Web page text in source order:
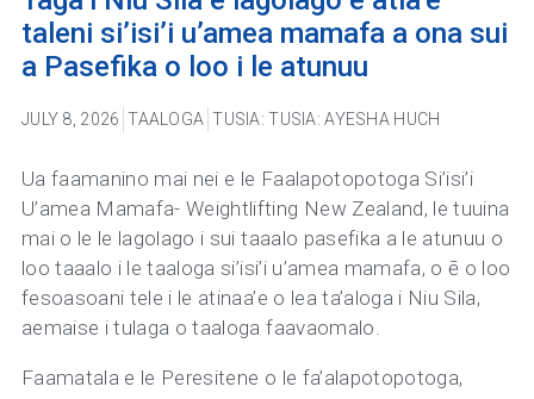
taleni si’isi’i u’amea mamafa a ona sui
a Pasefika o loo i le atunuu
JULY 8, 2026 TAALOGA TUSIA: TUSIA: AYESHA HUCH
Ua faamanino mai nei e le Faalapotopotoga Si’isi’i
U’amea Mamafa- Weightlifting New Zealand, le tuuina
mai o le le lagolago i sui taaalo pasefika a le atunuu o
loo taaalo i le taaloga si’isi’i u’amea mamafa, o ē o loo
fesoasoani tele i le atinaa’e o lea ta’aloga i Niu Sila,
aemaise i tulaga o taaloga faavaomalo.
Faamatala e le Peresitene o le fa’alapotopotoga,